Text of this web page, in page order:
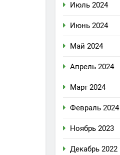
Июль 2024
Июнь 2024
Май 2024
Апрель 2024
Март 2024
Февраль 2024
Ноябрь 2023
Декабрь 2022